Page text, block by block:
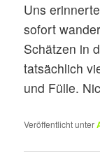
Uns
sofort
Schätzen in
tatsächlich
und Fülle.
Veröffentlicht unter